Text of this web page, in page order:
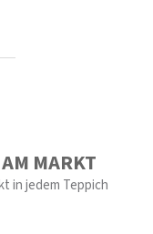
MARKT
in jedem Teppich